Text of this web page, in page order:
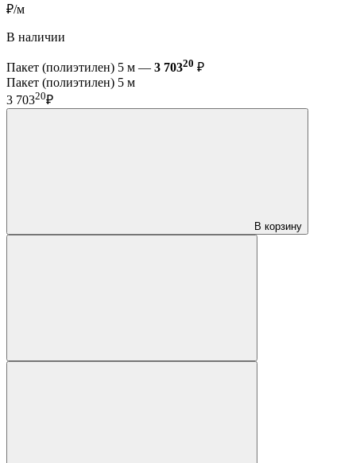
₽/м
В наличии
Пакет (полиэтилен) 5 м — 3 70320 ₽
Пакет (полиэтилен) 5 м
3 70320₽
В корзину